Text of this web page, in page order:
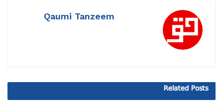
Qaumi Tanzeem
Related Posts